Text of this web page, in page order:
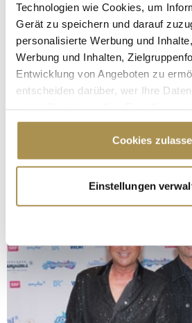
Technologien wie Cookies, um
Gerät zu speichern und darauf
personalisierte Werbung und
Werbung und Inhalten,
Entwicklung von Angeboten zu
entscheiden darüber, wer Ihre
Cookie-Erklärung oder durch
Trigger Symbol ändern oder
Informationen über Ihre
erfassen, welche bis auf einige
bestimmten Merkmalen
Erfahren Sie mehr darüber, wie
verarbeitet werden, und legen Sie
Abschnitt Einzelheiten fest.
Cookies
Einstellungen